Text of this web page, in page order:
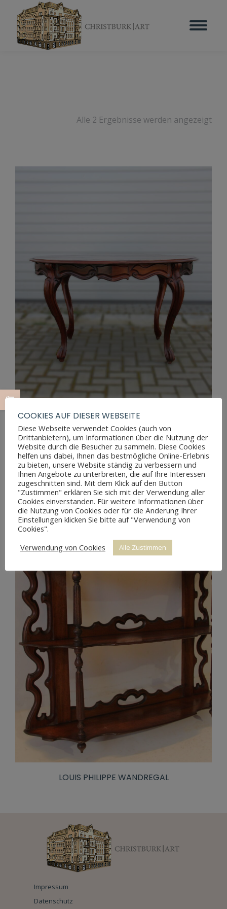
Alle 2 Ergebnisse werden angezeigt
LOUIS PHILIPPE SALONTISCH AUS MASSIVEM
MAHAGONIHOLZ
LOUIS PHILIPPE WANDREGAL
Impressum
Datenschutz
COOKIES AUF DIESER WEBSEITE
Diese Webseite verwendet Cookies (auch von
Drittanbietern), um Informationen über die Nutzung der
Website durch die Besucher zu sammeln. Diese Cookies
helfen uns dabei, Ihnen das bestmögliche Online-Erlebnis
zu bieten, unsere Website ständig zu verbessern und
Ihnen Angebote zu unterbreiten, die auf Ihre Interessen
zugeschnitten sind. Mit dem Klick auf den Button
"Zustimmen" erklären Sie sich mit der Verwendung aller
Cookies einverstanden. Für weitere Informationen über
die Nutzung von Cookies oder für die Änderung Ihrer
Einstellungen klicken Sie bitte auf "Verwendung von
Cookies".
Verwendung von Cookies
Alle Zustimmen